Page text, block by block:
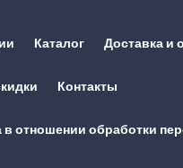
Каталог Доставка и
Контакты
в отношении обработки